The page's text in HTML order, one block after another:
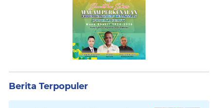
Berita Terpopuler